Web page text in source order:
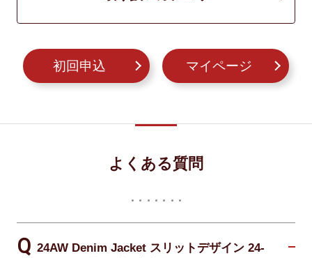
初回申込 マイページ
よくある質問
24AW Denim Jacket スリットデザイン 24-